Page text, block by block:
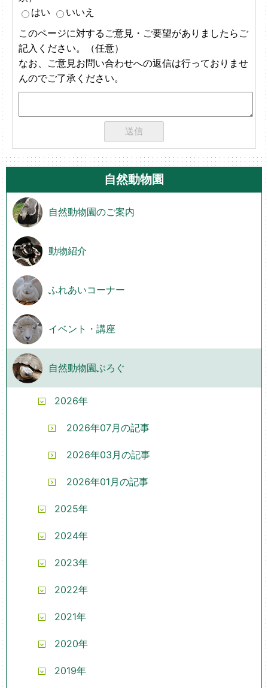
はい
いいえ
このページに対するご意見・ご要望がありましたらご
記入ください。（任意）
なお、ご意見お問い合わせへの返信は行っておりませ
んのでご了承ください。
自然動物園
自然動物園のご案内
動物紹介
ふれあいコーナー
イベント・講座
自然動物園ぶろぐ
2026年
2026年07月の記事
2026年03月の記事
2026年01月の記事
2025年
2024年
2023年
2022年
2021年
2020年
2019年